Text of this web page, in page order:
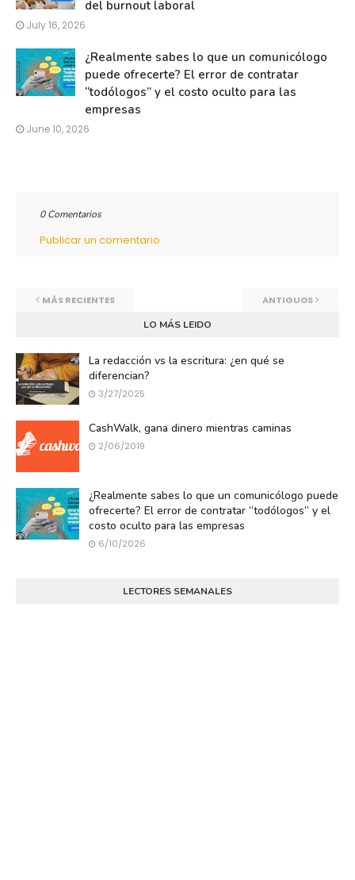
del burnout laboral
July 16, 2026
¿Realmente sabes lo que un comunicólogo
puede ofrecerte? El error de contratar
“todólogos” y el costo oculto para las
empresas
June 10, 2026
0 Comentarios
Publicar un comentario
MÁS RECIENTES
ANTIGUOS
LO MÁS LEIDO
La redacción vs la escritura: ¿en qué se
diferencian?
3/27/2025
CashWalk, gana dinero mientras caminas
2/06/2019
¿Realmente sabes lo que un comunicólogo puede
ofrecerte? El error de contratar “todólogos” y el
costo oculto para las empresas
6/10/2026
LECTORES SEMANALES